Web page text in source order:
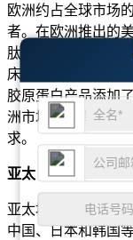
欧洲约占全球市场
者。在欧洲推出的
肽。超过 30% 的
床支持和清洁标签
胶原蛋白产品添加
洲市场对清真和犹
求。
亚太
亚太地区占据约
中国、日本和韩国